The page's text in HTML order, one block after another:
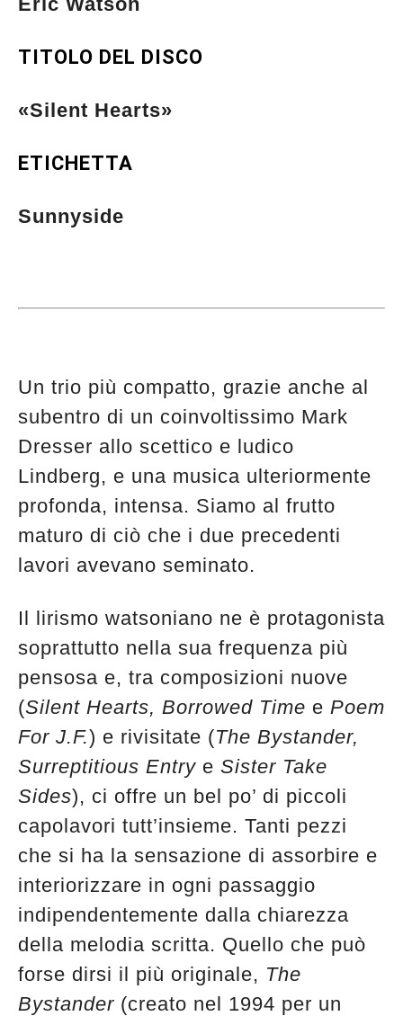
Musica Jazz di luglio 2026 è in
edicola
TITOLO DEL DISCO
«Silent Hearts»
ETICHETTA
Sunnyside
Un trio più compatto, grazie anche al
subentro di un coinvoltissimo Mark
Dresser allo scettico e ludico
Lindberg, e una musica ulteriormente
profonda, intensa. Siamo al frutto
maturo di ciò che i due precedenti
lavori avevano seminato.
Il lirismo watsoniano ne è protagonista
soprattutto nella sua frequenza più
pensosa e, tra composizioni nuove
(Silent Hearts, Borrowed Time e Poem
For J.F.) e rivisitate (The Bystander,
Surreptitious Entry e Sister Take
Sides), ci offre un bel po’ di piccoli
capolavori tutt’insieme. Tanti pezzi
che si ha la sensazione di assorbire e
interiorizzare in ogni passaggio
indipendentemente dalla chiarezza
della melodia scritta. Quello che può
forse dirsi il più originale, The
Bystander (creato nel 1994 per un